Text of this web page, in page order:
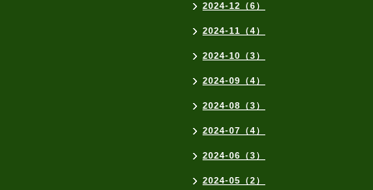
2024-12（6）
2024-11（4）
2024-10（3）
2024-09（4）
2024-08（3）
2024-07（4）
2024-06（3）
2024-05（2）